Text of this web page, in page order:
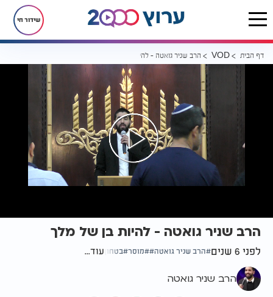
שידור חי
דף הבית VOD הרב שניר גואטה - להיות בן של מלך
הרב שניר גואטה - להיות בן של מלך
לפני 6 שנים הרב שניר גואטה מוסר בטחון עוד...
הרב שניר גואטה